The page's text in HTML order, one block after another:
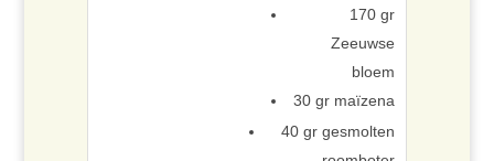
170 gr
Zeeuwse
bloem
30 gr maïzena
40 gr gesmolten